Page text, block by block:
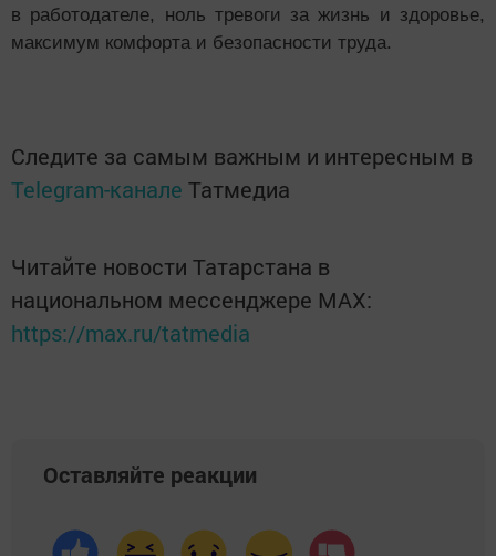
в работодателе, ноль тревоги за жизнь и здоровье,
максимум комфорта и безопасности труда.
Следите за самым важным и интересным в
Telegram-канале Татмедиа
Читайте новости Татарстана в
национальном мессенджере MАХ:
https://max.ru/tatmedia
Оставляйте реакции